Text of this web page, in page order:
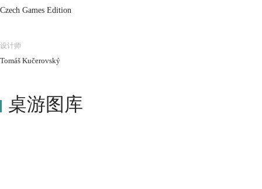
Czech Games Edition
设计师
Tomáš Kučerovský
桌游图库